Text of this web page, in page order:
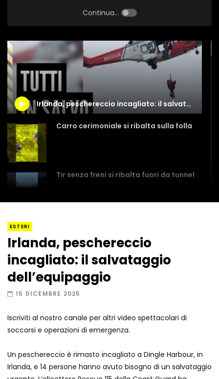
Continua...
Irlanda, peschereccio incagliato: il salvataggio dell’equipaggio
Carro cerimoniale si ribalta sulla folla
Tir senza freni si ribalta fuori da tunnel
Amiocuggino fa saltare in aria il drone
Record di baci in 30 secondi
Due navi USA si scontrano in mare
ESTERI
Irlanda, peschereccio
incagliato: il salvataggio
dell’equipaggio
15 DICEMBRE 2025
Iscriviti al nostro canale per altri video spettacolari di
soccorsi e operazioni di emergenza.
Un peschereccio è rimasto incagliato a Dingle Harbour, in
Irlanda, e 14 persone hanno avuto bisogno di un salvataggio